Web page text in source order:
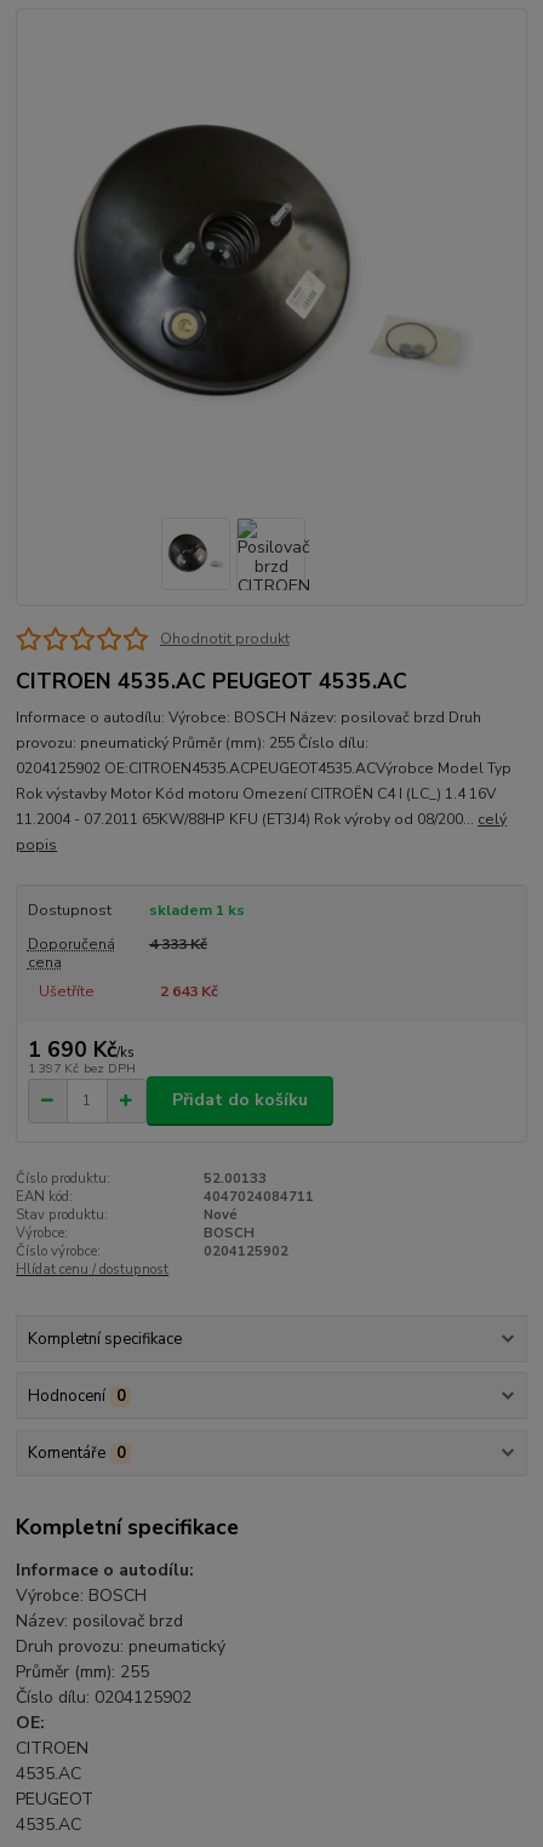
Ohodnotit produkt
CITROEN 4535.AC PEUGEOT 4535.AC
Informace o autodílu: Výrobce: BOSCH Název: posilovač brzd Druh
provozu: pneumatický Průměr (mm): 255 Číslo dílu:
0204125902 OE:CITROEN4535.ACPEUGEOT4535.ACVýrobce Model Typ
Rok výstavby Motor Kód motoru Omezení CITROËN C4 I (LC_) 1.4 16V
11.2004 - 07.2011 65KW/88HP KFU (ET3J4) Rok výroby od 08/200... celý
popis
Dostupnost
skladem 1 ks
Doporučená
cena
4 333 Kč
Ušetříte 2 643 Kč
1 690 Kč/ks
1 397 Kč bez DPH
Přidat do košíku
Číslo produktu:
52.00133
EAN kód:
4047024084711
Stav produktu:
Nové
Výrobce:
BOSCH
Číslo výrobce:
0204125902
Hlídat cenu / dostupnost
Kompletní specifikace
Hodnocení 0
Komentáře 0
Kompletní specifikace
Informace o autodílu:
Výrobce: BOSCH
Název: posilovač brzd
Druh provozu: pneumatický
Průměr (mm): 255
Číslo dílu: 0204125902
OE:
CITROEN
4535.AC
PEUGEOT
4535.AC